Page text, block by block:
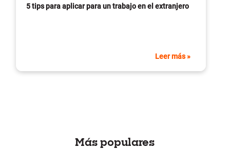
5 tips para aplicar para un trabajo en el extranjero
Leer más »
Más populares